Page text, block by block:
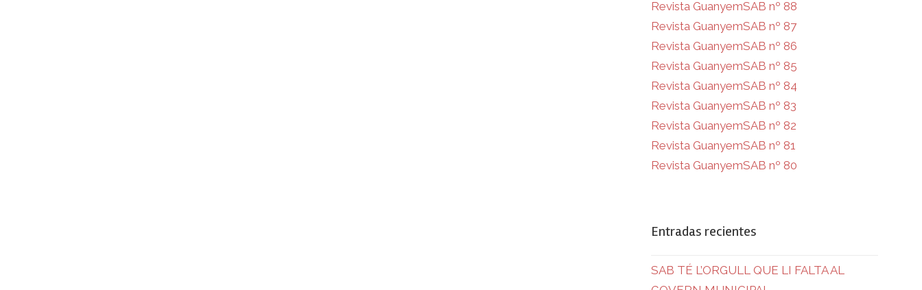
Revista GuanyemSAB nº 88
Revista GuanyemSAB nº 87
Revista GuanyemSAB nº 86
Revista GuanyemSAB nº 85
Revista GuanyemSAB nº 84
Revista GuanyemSAB nº 83
Revista GuanyemSAB nº 82
Revista GuanyemSAB nº 81
Revista GuanyemSAB nº 80
Entradas recientes
SAB TÉ L’ORGULL QUE LI FALTA AL